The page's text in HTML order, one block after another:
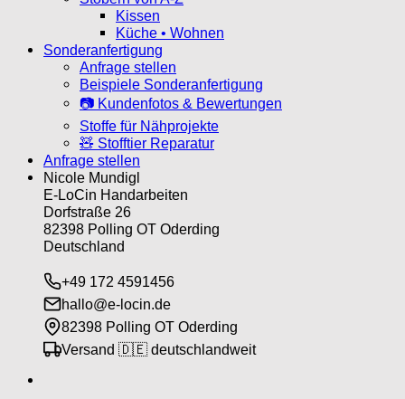
Kissen
Küche • Wohnen
Sonderanfertigung
Anfrage stellen
Beispiele Sonderanfertigung
📷 Kundenfotos & Bewertungen
Stoffe für Nähprojekte
🧸 Stofftier Reparatur
Anfrage stellen
Nicole Mundigl
E-LoCin Handarbeiten
Dorfstraße 26
82398 Polling OT Oderding
Deutschland
+49 172 4591456
hallo@e-locin.de
82398 Polling OT Oderding
Versand 🇩🇪 deutschlandweit